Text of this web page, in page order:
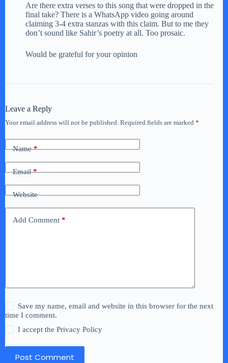
Are there extra verses to this song that were dropped in the
final take? There is a WhatsApp video going around
claiming 3-4 extra stanzas with this claim. But to me they
don’t sound like Sahir’s poetry at all. Too prosaic.
Would be grateful for your opinion
Leave a Reply
Your email address will not be published. Required fields are marked *
Name*
Email*
Website
Add Comment *
Save my name, email and website in this browser for the next
time I comment.
I accept thePrivacy Policy
Post Comment